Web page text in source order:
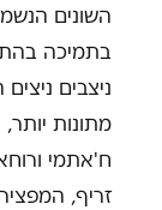
השונים
בתמיכה
ניצבים
מתונות
ח'אתמי
זריף,